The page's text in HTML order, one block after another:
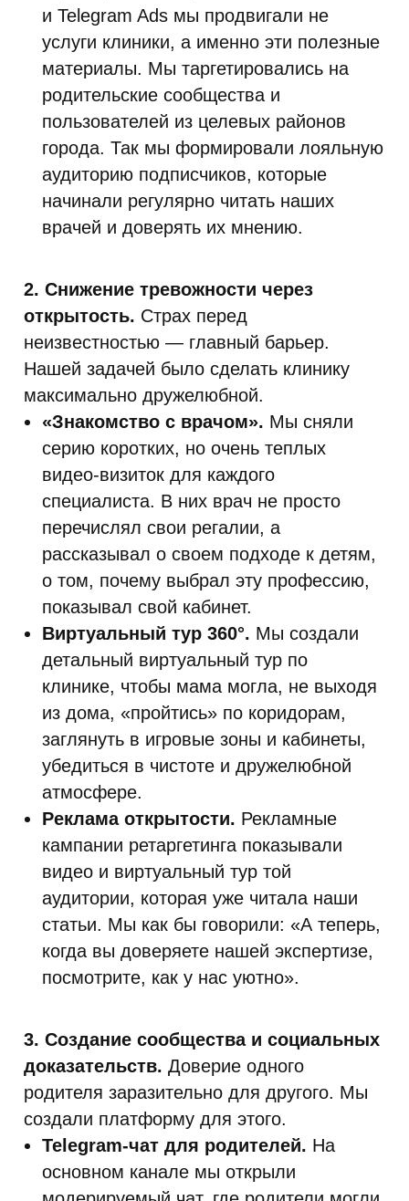
и Telegram Ads мы продвигали не
услуги клиники, а именно эти полезные
материалы. Мы таргетировались на
родительские сообщества и
пользователей из целевых районов
города. Так мы формировали лояльную
аудиторию подписчиков, которые
начинали регулярно читать наших
врачей и доверять их мнению.
2. Снижение тревожности через
открытость. Страх перед
неизвестностью — главный барьер.
Нашей задачей было сделать клинику
максимально дружелюбной.
«Знакомство с врачом». Мы сняли
серию коротких, но очень теплых
видео-визиток для каждого
специалиста. В них врач не просто
перечислял свои регалии, а
рассказывал о своем подходе к детям,
о том, почему выбрал эту профессию,
показывал свой кабинет.
Виртуальный тур 360°. Мы создали
детальный виртуальный тур по
клинике, чтобы мама могла, не выходя
из дома, «пройтись» по коридорам,
заглянуть в игровые зоны и кабинеты,
убедиться в чистоте и дружелюбной
атмосфере.
Реклама открытости. Рекламные
кампании ретаргетинга показывали
видео и виртуальный тур той
аудитории, которая уже читала наши
статьи. Мы как бы говорили: «А теперь,
когда вы доверяете нашей экспертизе,
посмотрите, как у нас уютно».
3. Создание сообщества и социальных
доказательств. Доверие одного
родителя заразительно для другого. Мы
создали платформу для этого.
Telegram-чат для родителей. На
основном канале мы открыли